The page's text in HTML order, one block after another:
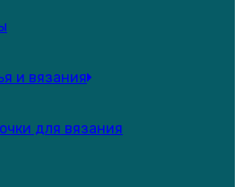
и вязания
для вязания